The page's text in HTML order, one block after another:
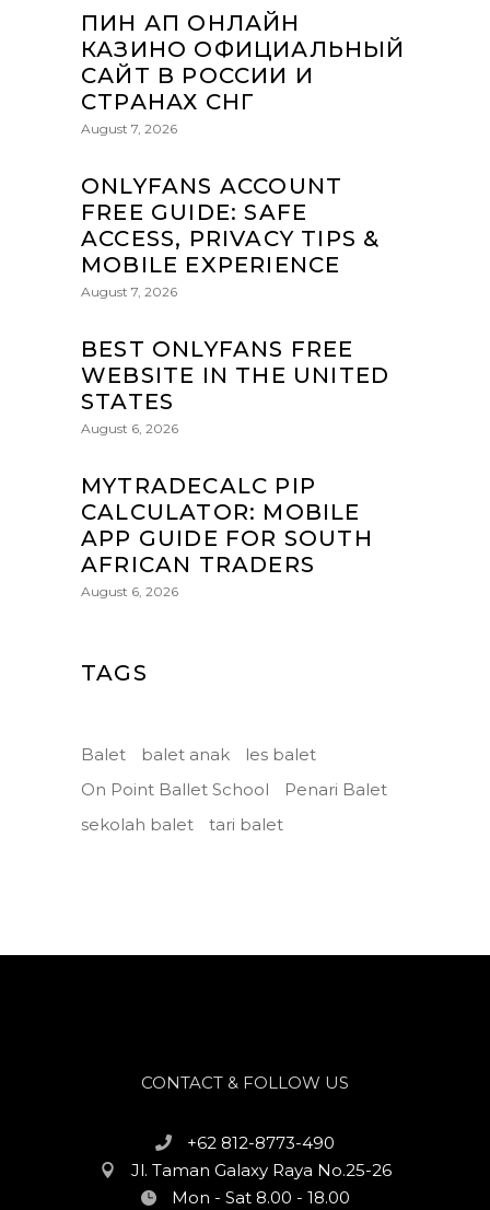
ПИН АП ОНЛАЙН
КАЗИНО ОФИЦИАЛЬНЫЙ
САЙТ В РОССИИ И
СТРАНАХ СНГ
August 7, 2026
ONLYFANS ACCOUNT
FREE GUIDE: SAFE
ACCESS, PRIVACY TIPS &
MOBILE EXPERIENCE
August 7, 2026
BEST ONLYFANS FREE
WEBSITE IN THE UNITED
STATES
August 6, 2026
MYTRADECALC PIP
CALCULATOR: MOBILE
APP GUIDE FOR SOUTH
AFRICAN TRADERS
August 6, 2026
TAGS
Balet balet anak
les balet
On Point Ballet School
Penari Balet
sekolah balet
tari balet
CONTACT & FOLLOW US
+62 812-8773-490
Jl. Taman Galaxy Raya No.25-26
Mon - Sat 8.00 - 18.00